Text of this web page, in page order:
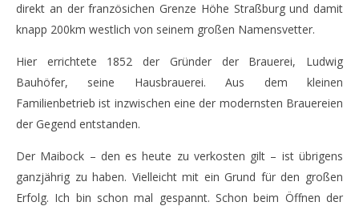
direkt an der französichen Grenze Höhe Straßburg und damit
knapp 200km westlich von seinem großen Namensvetter.
Hier errichtete 1852 der Gründer der Brauerei, Ludwig
Bauhöfer, seine Hausbrauerei. Aus dem kleinen
Familienbetrieb ist inzwischen eine der modernsten Brauereien
der Gegend entstanden.
Der Maibock – den es heute zu verkosten gilt – ist übrigens
ganzjährig zu haben. Vielleicht mit ein Grund für den großen
Erfolg. Ich bin schon mal gespannt. Schon beim Öffnen der